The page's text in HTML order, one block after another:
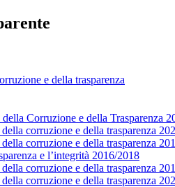
e della trasparenza
Corruzione e della Trasparenza
corruzione e della trasparenza
corruzione e della trasparenza
e l’integrità 2016/2018
corruzione e della trasparenza
corruzione e della trasparenza